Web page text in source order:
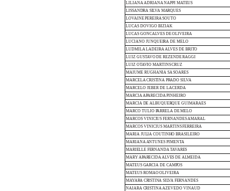
LILIANAADRIANANAPPI MATEUS
LISSANDRA SILVA MARQUES
LOVAINE PEREIRASOUTO
LUCAS DOVIGO BIZIAK
LUCAS GONCALVES DEOLIVEIRA
LUCIANO JUNQUEIRA DE MELO
LUDMILALADEIRAALVES DE BRITO
LUIZ GUSTAVODE REZENDERAGGI
LUIZ OTAVIO MARTINSCRUZ
MAIUME RUGHANIA SASOARES
MARCELACRISTINA PRADO SILVA
MARCELO JEBER DE LACERDA
MARCIAAPARECIDAPINHEIRO
MARCIA DE ALBUQUERQUE GUIMARAES
MARCO TULIO PARRELA DE MELO
MARCOS VINICIUS FERNANDESAMARAL
MARCOS VINICIUS MARTINSFERREIRA
MARIA JULIA COUTINHO BRASILEIRO
MARIANA ANTUNES PIMENTA
MARIELLE FERNANDA TAVARES
MARY APARECIDA ALVES DE ALMEIDA
MATEUS GARCIA DE CAMPOS
MATEUS ROMAOOLIVEIRA
MAYARA CRISTINA SILVA FERNANDES
NAIARA CRISTINA AZEVEDO VINAUD